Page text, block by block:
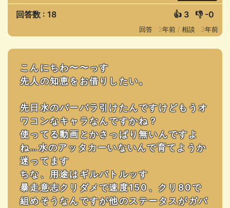
回答数 : 18 👍 3 👎 -0
回答 : 3年前 / 相談 : 3年前
こんにちわ〜〜っす
先人の知恵をお借りしたい。
先日水のバーバラ引けたんですけどもうオ
ワコンなキャラなんですかね？
使ってる動画とかさっぱり無いんですよ
ね…水のアッタカーいないんで育てようか
迷ってます
ちな、用途はギルバトルッす
暴走意志クリダメで速度150、クリ80で
組めそうなんですが他のステータスがガバ